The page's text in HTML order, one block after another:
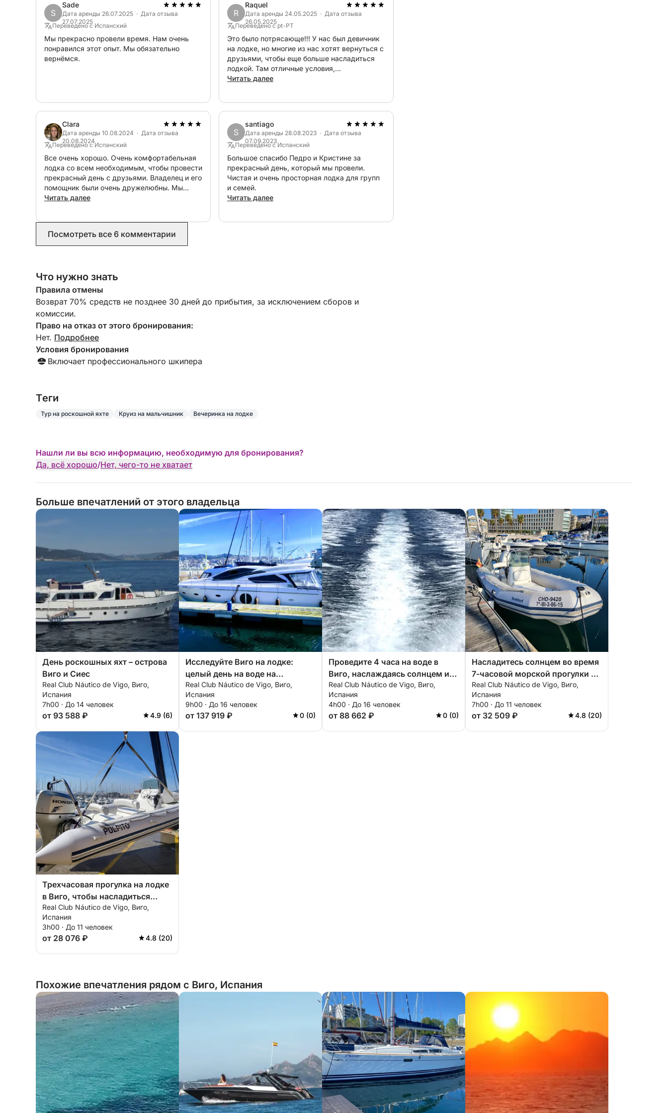
S
Sade
Дата аренды 26.07.2025 · Дата отзыва
27.07.2025
Переведено с Испанский
Мы прекрасно провели время. Нам очень
понравился этот опыт. Мы обязательно
вернёмся.
R
Raquel
Дата аренды 24.05.2025 · Дата отзыва
26.05.2025
Переведено с pt-PT
Это было потрясающе!!! У нас был девичник
на лодке, но многие из нас хотят вернуться с
друзьями, чтобы еще больше насладиться
лодкой. Там отличные условия,
суперкомфорт, и хозяева супермилые! Мне
Читать далее
Clara
Дата аренды 10.08.2024 · Дата отзыва
20.08.2024
Переведено с Испанский
Все очень хорошо. Очень комфортабельная
лодка со всем необходимым, чтобы провести
прекрасный день с друзьями. Владелец и его
помощник были очень дружелюбны. Мы
выбрали вариант питания на борту, и все
Читать далее
S
santiago
Дата аренды 28.08.2023 · Дата отзыва
07.09.2023
Переведено с Испанский
Большое спасибо Педро и Кристине за
прекрасный день, который мы провели.
Чистая и очень просторная лодка для групп
и семей.
Читать далее
Посмотреть все 6 комментарии
Что нужно знать
Правила отмены
Возврат 70% средств не позднее 30 дней до прибытия, за исключением сборов и
комиссии.
Право на отказ от этого бронирования:
Нет. Подробнее
Условия бронирования
Включает профессионального шкипера
Tеги
Тур на роскошной яхте Круиз на мальчишник Вечеринка на лодке
Нашли ли вы всю информацию, необходимую для бронирования?
Да, всё хорошо/Нет, чего-то не хватает
Больше впечатлений от этого владельца
День роскошных яхт – острова
Виго и Сиес
Real Club Náutico de Vigo, Виго,
Испания
7h00 · До 14 человек
от 93 588 ₽ 4.9 (6)
Исследуйте Виго на лодке:
целый день на воде на
моторной лодке.
Real Club Náutico de Vigo, Виго,
Испания
9h00 · До 16 человек
от 137 919 ₽ 0 (0)
Проведите 4 часа на воде в
Виго, наслаждаясь солнцем и
чистой водой.
Real Club Náutico de Vigo, Виго,
Испания
4h00 · До 16 человек
от 88 662 ₽ 0 (0)
Насладитесь солнцем во время
7-часовой морской прогулки в
Виго.
Real Club Náutico de Vigo, Виго,
Испания
7h00 · До 11 человек
от 32 509 ₽ 4.8 (20)
Трехчасовая прогулка на лодке
в Виго, чтобы насладиться
солнцем и морем.
Real Club Náutico de Vigo, Виго,
Испания
3h00 · До 11 человек
от 28 076 ₽ 4.8 (20)
Похожие впечатления рядом с Виго, Испания